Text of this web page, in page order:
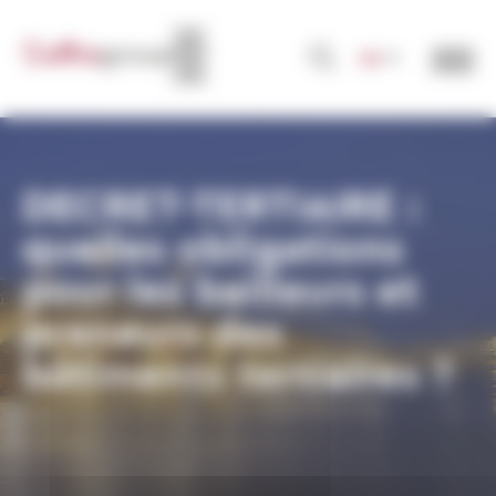
DECRET-TERTIAIRE :
quelles obligations
pour les bailleurs et
preneurs des
bâtiments tertiaires ?